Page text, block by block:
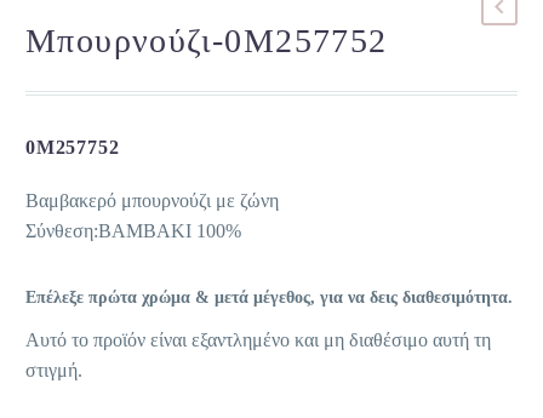
Μπουρνούζι-0M257752
0M257752
Βαμβακερό μπουρνούζι με ζώνη
Σύνθεση:ΒΑΜΒΑΚΙ 100%
Επέλεξε πρώτα χρώμα & μετά μέγεθος, για να δεις διαθεσιμότητα.
Αυτό το προϊόν είναι εξαντλημένο και μη διαθέσιμο αυτή τη
στιγμή.